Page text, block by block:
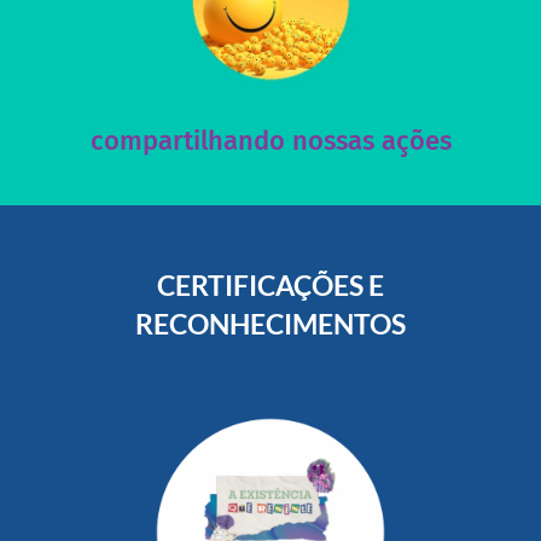
compartilhando nossas ações
Acesse nossas redes sociais e nos ajude compartilhando
nossos posts e nosso site!
acesse nosso instagram
CERTIFICAÇÕES E
RECONHECIMENTOS